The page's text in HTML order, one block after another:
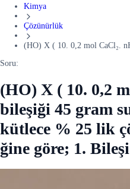
Kimya
Çözünürlük
(HO) X ( 10. 0,2 mol CaCl₂.
Soru:
(HO) X ( 10. 0,2
bileşiği 45 gram
kütlece % 25 lik
ğine göre; 1. Bileşi